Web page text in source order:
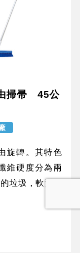
掃帚 45公
旋轉。其特色
維硬度分為兩
垃圾，軟質型